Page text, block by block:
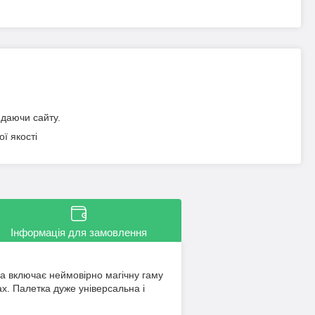
сайту.
якості
Інформація для замовлення
включає неймовірно магічну гаму
Палетка дуже універсальна і